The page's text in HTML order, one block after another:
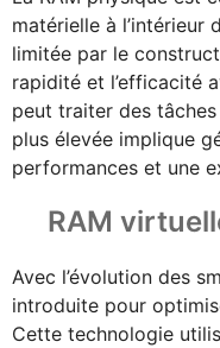
matérielle à l’intérieur
limitée par le
rapidité et l’efficacité
peut traiter des
plus élevée implique
performances et une
RAM
Avec l’évolution des
introduite pour
Cette technologie